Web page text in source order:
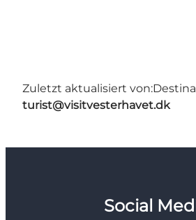
Zuletzt aktualisiert von:
turist@visitvesterhavet.dk
Social